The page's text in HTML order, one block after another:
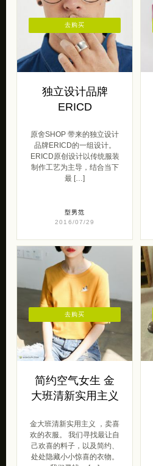
独立设计品牌
ERICD
原舍SHOP 带来的独立设计
品牌ERICD的一组设计。
ERICD原创设计以传统服装
制作工艺为主导，结合当下
最 […]
型男范
2016/07/29
去购买
简约空气女生 金
大班清新实用主义
金大班清新实用主义 ，卖喜
欢的衣服。 我们寻找最让自
己欢喜的料子，以及简约、
处处隐藏小小惊喜的衣物。
去购买